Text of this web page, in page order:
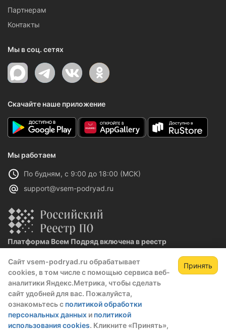
Сайт vsem-podryad.ru обрабатывает
cookies, в том числе с помощью сервиса веб-
аналитики Яндекс.Метрика, чтобы сделать
сайт удобней для вас. Пожалуйста,
ознакомьтесь с политикой обработки
персональных данных и политикой
использования cookies. Кликните «Принять»,
Принять
Партнерам
Контакты
Мы в соц. сетях
Скачайте наше приложение
Мы работаем
По будням, с 9:00 до 18:00 (МСК)
support@vsem-podryad.ru
Платформа Всем Подряд включена в реестр
Реестровая запись №32021 от 06.02.2026
Политика конфиденциальности
О компании